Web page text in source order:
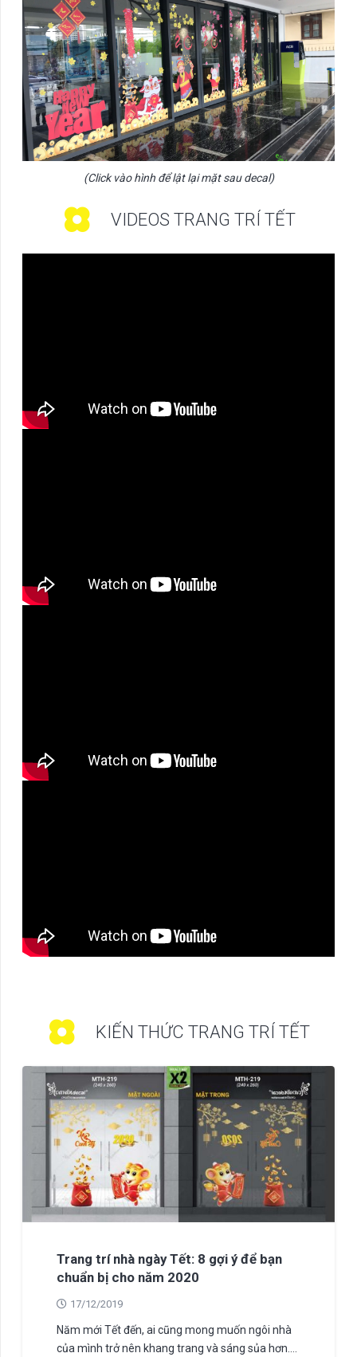
(Click vào hình để lật lại mặt sau decal)
VIDEOS TRANG TRÍ TẾT
KIẾN THỨC TRANG TRÍ TẾT
Trang trí nhà ngày Tết: 8 gợi ý để bạn
chuẩn bị cho năm 2020
17/12/2019
Năm mới Tết đến, ai cũng mong muốn ngôi nhà
của mình trở nên khang trang và sáng sủa hơn.…